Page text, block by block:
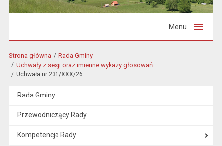
Menu
Strona główna
Rada Gminy
Uchwały z sesji oraz imienne wykazy głosowań
Uchwała nr 231/XXX/26
Rada Gminy
Przewodniczący Rady
Kompetencje Rady